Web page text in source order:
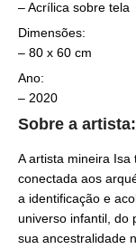
– Acrílica sobre tela
Dimensões:
– 80 x 60 cm
Ano:
– 2020
Sobre a artista:
A artista mineira
conectada aos
a identificação e
universo infantil, do
sua ancestralidade